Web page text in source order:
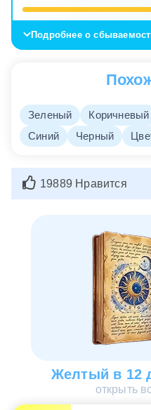
Подробнее о
Зеленый Коричневый
Синий
Черный
19889 Нравится
Желтый в 12
открыть